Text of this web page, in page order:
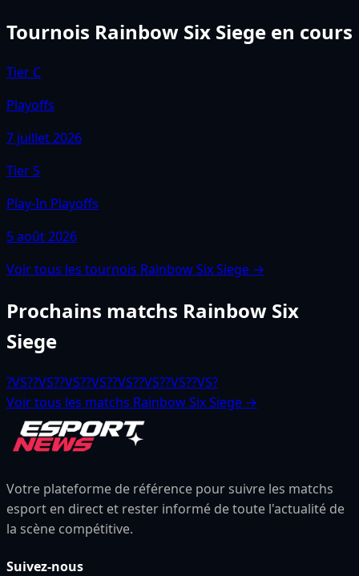
Tournois Rainbow Six Siege en cours
Tier C
Playoffs
7 juillet 2026
Tier S
Play-In Playoffs
5 août 2026
Voir tous les tournois Rainbow Six Siege →
Prochains matchs Rainbow Six
Siege
?VS??VS??VS??VS??VS??VS??VS??VS?
Voir tous les matchs Rainbow Six Siege →
Votre plateforme de référence pour suivre les matchs
esport en direct et rester informé de toute l'actualité de
la scène compétitive.
Suivez-nous